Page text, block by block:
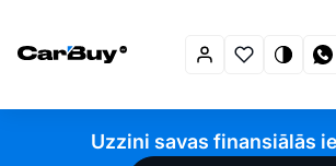
Uzzini savas finansiālās